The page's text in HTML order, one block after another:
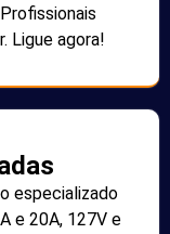
Ligue agora!
especializado
e 20A, 127V e